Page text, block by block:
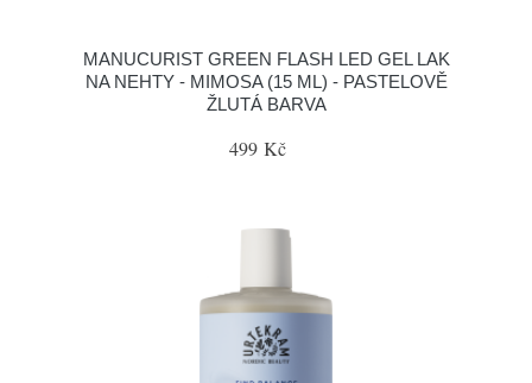
MANUCURIST GREEN FLASH LED GEL LAK
NA NEHTY - MIMOSA (15 ML) - PASTELOVĚ
ŽLUTÁ BARVA
499 Kč